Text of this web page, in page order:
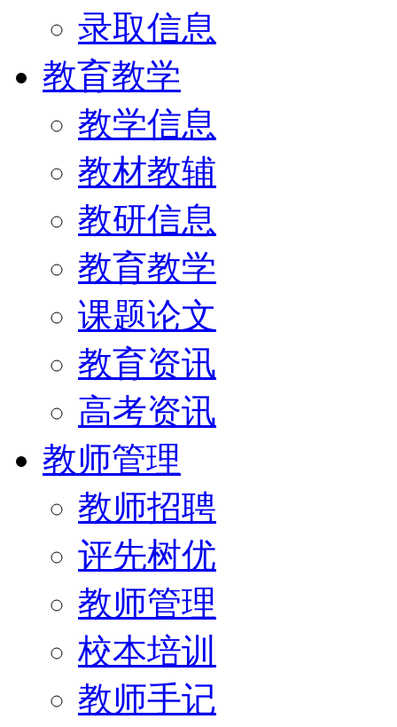
录取信息
教育教学
教学信息
教材教辅
教研信息
教育教学
课题论文
教育资讯
高考资讯
教师管理
教师招聘
评先树优
教师管理
校本培训
教师手记